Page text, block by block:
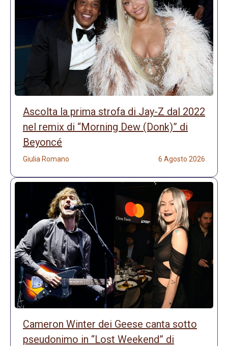
Ascolta la prima strofa di Jay-Z dal 2022
nel remix di “Morning Dew (Donk)” di
Beyoncé
Giulia Romano 6 Agosto 2026
Cameron Winter dei Geese canta sotto
pseudonimo in “Lost Weekend” di